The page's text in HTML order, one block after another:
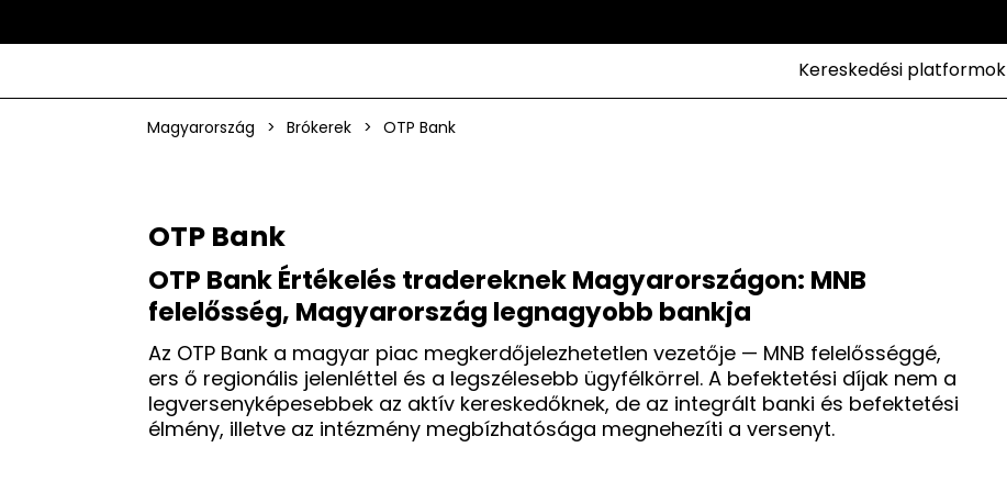
Kereskedési platformok
Magyarország > Brókerek > OTP Bank
OTP Bank
OTP Bank Értékelés tradereknek Magyarországon: MNB
felelősség, Magyarország legnagyobb bankja
Az OTP Bank a magyar piac megkerdőjelezhetetlen vezetője — MNB felelősséggé,
ers ő regionális jelenléttel és a legszélesebb ügyfélkörrel. A befektetési díjak nem a
legversenyképesebbek az aktív kereskedőknek, de az integrált banki és befektetési
élmény, illetve az intézmény megbízhatósága megnehezíti a versenyt.